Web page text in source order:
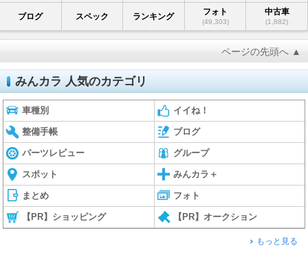
ブログ スペック ランキング フォト
(49,303)
中古車
(1,882)
ページの先頭へ ▲
みんカラ 人気のカテゴリ
車種別 イイね！
整備手帳 ブログ
パーツレビュー グループ
スポット みんカラ＋
まとめ フォト
【PR】ショッピング 【PR】オークション
もっと見る